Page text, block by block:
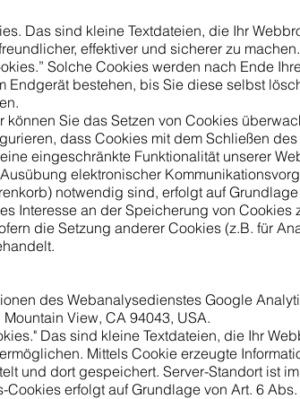
Das sind kleine Textdateien, die Ihr
effektiver und sicherer zu machen.
Solche Cookies werden nach Ende
Endgerät bestehen, bis Sie diese selbst
können Sie das Setzen von Cookies
dass Cookies mit dem Schließen
eingeschränkte Funktionalität unserer
elektronischer
notwendig sind, erfolgt auf
Interesse an der Speicherung von
die Setzung anderer Cookies (z.B. für
des Webanalysedienstes Google
View, CA 94043, USA.
Das sind kleine Textdateien, die Ihr
Mittels Cookie erzeugte
und dort gespeichert. Server-Standort ist
erfolgt auf Grundlage von Art. 6